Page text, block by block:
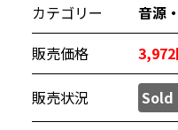
カテゴリー
音源
販売価格
3,972
販売状況 Sold